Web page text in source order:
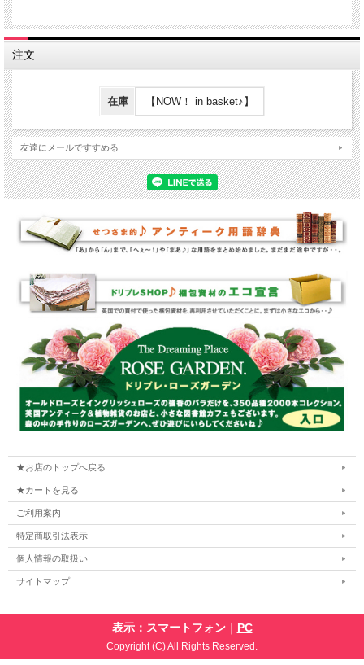
注文
在庫 【NOW！ in basket♪】
友達にメールですすめる
★お店のトップへ戻る
★カートを見る
ご利用案内
特定商取引法表示
個人情報の取扱い
サイトマップ
表示：スマートフォン｜ PC
Copyright (C) All Rights Reserved.